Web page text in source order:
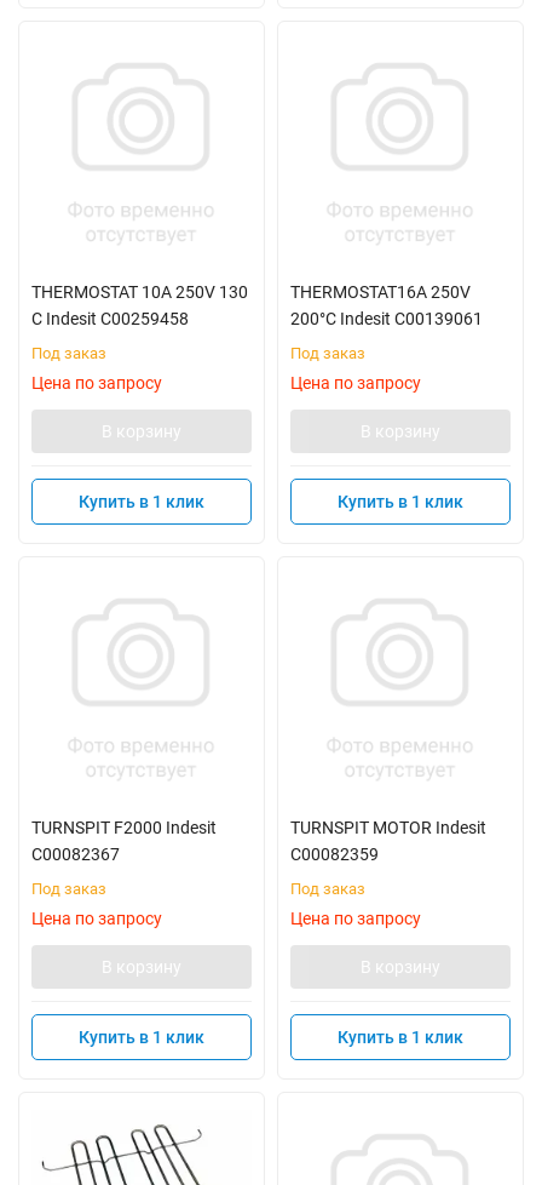
THERMOSTAT 10A 250V 130
C Indesit C00259458
Под заказ
Цена по запросу
В корзину
Купить в 1 клик
THERMOSTAT16A 250V
200°C Indesit C00139061
Под заказ
Цена по запросу
В корзину
Купить в 1 клик
TURNSPIT F2000 Indesit
C00082367
Под заказ
Цена по запросу
В корзину
Купить в 1 клик
TURNSPIT MOTOR Indesit
C00082359
Под заказ
Цена по запросу
В корзину
Купить в 1 клик